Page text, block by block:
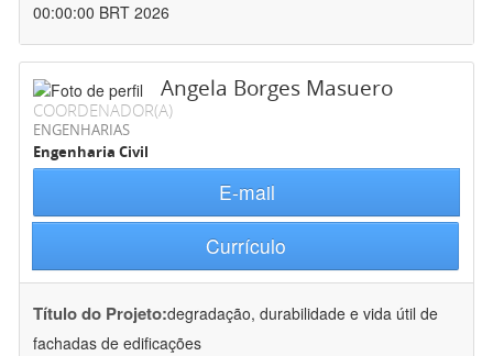
00:00:00 BRT 2026
Angela Borges Masuero
COORDENADOR(A)
ENGENHARIAS
Engenharia Civil
E-mail
Currículo
Título do Projeto:degradação, durabilidade e vida útil de
fachadas de edificações